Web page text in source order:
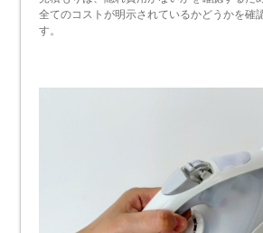
全てのコストが明示されているかどうかを確
す。